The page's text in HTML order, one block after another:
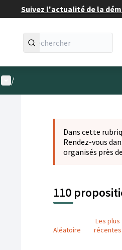
Suivez l'actualité de la
Menu utilisateur
/
Dans cette
Rendez-vous
organisés près
110
Aléatoire
Les plus
récentes